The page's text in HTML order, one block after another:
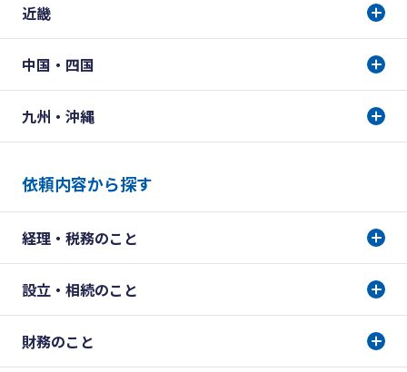
近畿
中国・四国
九州・沖縄
依頼内容から探す
経理・税務のこと
設立・相続のこと
財務のこと